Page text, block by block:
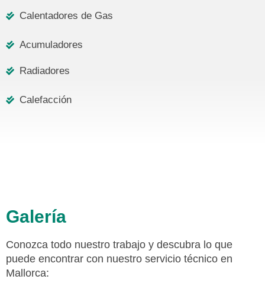
Calentadores de Gas
Acumuladores
Radiadores
Calefacción
Galería
Conozca todo nuestro trabajo y descubra lo que
puede encontrar con nuestro servicio técnico en
Mallorca: